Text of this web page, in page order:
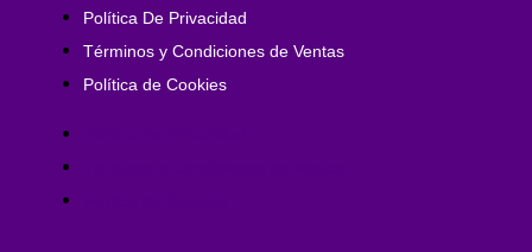
Política De Privacidad
Términos y Condiciones de Ventas
Política de Cookies